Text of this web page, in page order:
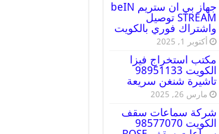
جهاز بي ان ستريم beIN
STREAM توصيل
واشتراك فوري بالكويت
أكتوبر 1, 2025
مكتب استخراج فيزا
الكويت 98951133
تاشيرة شنغن سريعة
مارس 26, 2025
شركة سماعات سقف
الكويت 98577070